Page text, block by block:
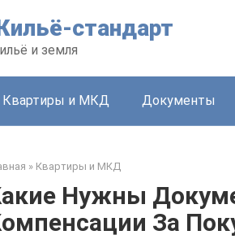
стандарт
и земля
Квартиры и МКД Документы
» Квартиры и МКД
Нужны
За